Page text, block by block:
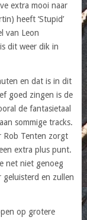
extra mooi naar
heeft ‘Stupid’
van Leon
dit weer dik in
en dat is in dit
goed zingen is de
de fantasietaal
sommige tracks.
Rob Tenten zorgt
extra plus punt.
net niet genoeg
geluisterd en zullen
op grotere